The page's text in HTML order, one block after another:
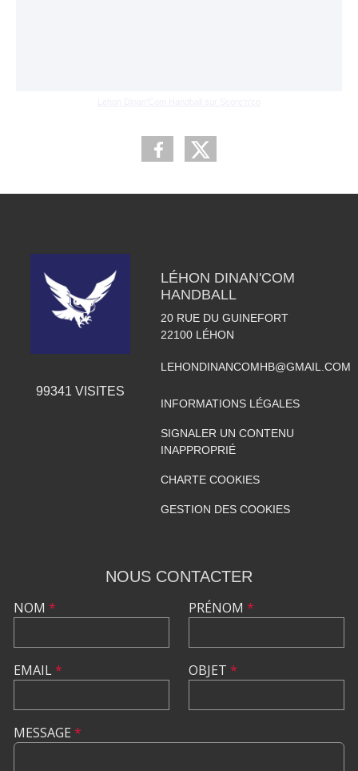
99341 VISITES
LÉHON DINAN'COM
HANDBALL
20 RUE DU GUINEFORT
22100 LÉHON
LEHONDINANCOMHB@GMAIL.COM
INFORMATIONS LÉGALES
SIGNALER UN CONTENU
INAPPROPRIÉ
CHARTE COOKIES
GESTION DES COOKIES
NOUS CONTACTER
NOM *
EMAIL*
PRÉNOM *
OBJET *
MESSAGE *